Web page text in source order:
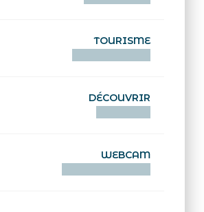
TOURISME
DÉCOUVRIR
WEBCAM